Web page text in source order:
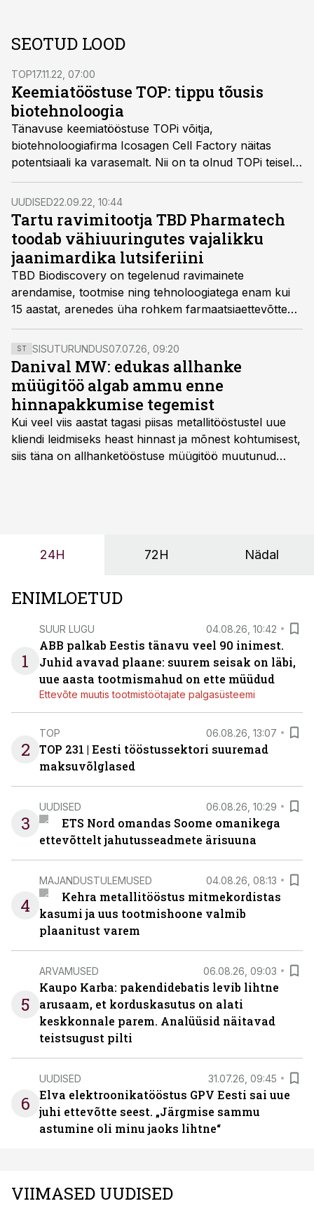
SEOTUD LOOD
TOP17.11.22, 07:00
Keemiatööstuse TOP: tippu tõusis
biotehnoloogia
Tänavuse keemiatööstuse TOPi võitja,
biotehnoloogiafirma Icosagen Cell Factory näitas
potentsiaali ka varasemalt. Nii on ta olnud TOPi teisel
kohal juba kaks eelmist aastat.
UUDISED22.09.22, 10:44
Tartu ravimitootja TBD Pharmatech
toodab vähiuuringutes vajalikku
jaanimardika lutsiferiini
TBD Biodiscovery on tegelenud ravimainete
arendamise, tootmise ning tehnoloogiatega enam kui
15 aastat, arenedes üha rohkem farmaatsiaettevõtteks.
Sisulise tegevuse muutumine üha rohkem
farmaatsiakesksemaks muudab ettevõtte nime TBD
Pharmatechiks.
ST SISUTURUNDUS07.07.26, 09:20
Danival MW: edukas allhanke
müügitöö algab ammu enne
hinnapakkumise tegemist
Kui veel viis aastat tagasi piisas metallitööstustel uue
kliendi leidmiseks heast hinnast ja mõnest kohtumisest,
siis täna on allhanketööstuse müügitöö muutunud
24H 72H Nädal
ENIMLOETUD
1
SUUR LUGU 04.08.26, 10:42
ABB palkab Eestis tänavu veel 90 inimest.
Juhid avavad plaane: suurem seisak on läbi,
uue aasta tootmismahud on ette müüdud
Ettevõte muutis tootmistöötajate palgasüsteemi
2
TOP 06.08.26, 13:07
TOP 231 | Eesti tööstussektori suuremad
maksuvõlglased
3
UUDISED 06.08.26, 10:29
ETS Nord omandas Soome omanikega
ettevõttelt jahutusseadmete ärisuuna
4
MAJANDUSTULEMUSED 04.08.26, 08:13
Kehra metallitööstus mitmekordistas
kasumi ja uus tootmishoone valmib
plaanitust varem
5
ARVAMUSED 06.08.26, 09:03
Kaupo Karba: pakendidebatis levib lihtne
arusaam, et korduskasutus on alati
keskkonnale parem. Analüüsid näitavad
teistsugust pilti
6
UUDISED 31.07.26, 09:45
Elva elektroonikatööstus GPV Eesti sai uue
juhi ettevõtte seest. „Järgmise sammu
astumine oli minu jaoks lihtne“
VIIMASED UUDISED